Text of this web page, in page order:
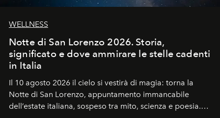
WELLNESS
Notte di San Lorenzo 2026. Storia,
significato e dove ammirare le stelle cadenti
in Italia
Il 10 agosto 2026 il cielo si vestirà di magia: torna la
Notte di San Lorenzo, appuntamento immancabile
dell’estate italiana, sospeso tra mito, scienza e poesia.